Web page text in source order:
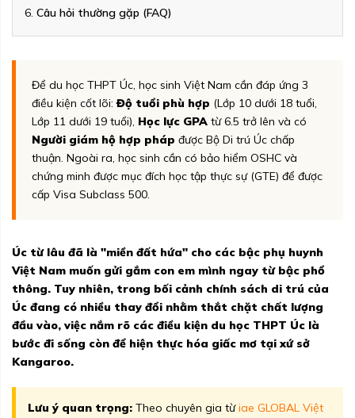
Câu hỏi thường gặp (FAQ)
Để du học THPT Úc, học sinh Việt Nam cần đáp ứng 3
điều kiện cốt lõi:Độ tuổi phù hợp (Lớp 10 dưới 18 tuổi,
Lớp 11 dưới 19 tuổi), Học lực GPA từ 6.5 trở lên và có
Người giám hộ hợp pháp được Bộ Di trú Úc chấp
thuận. Ngoài ra, học sinh cần có bảo hiểm OSHC và
chứng minh được mục đích học tập thực sự (GTE) để được
cấp Visa Subclass 500.
Úc từ lâu đã là "miền đất hứa" cho các bậc phụ huynh
Việt Nam muốn gửi gắm con em mình ngay từ bậc phổ
thông. Tuy nhiên, trong bối cảnh chính sách di trú của
Úc đang có nhiều thay đổi nhằm thắt chặt chất lượng
đầu vào, việc nắm rõ các điều kiện du học THPT Úc là
bước đi sống còn để hiện thực hóa giấc mơ tại xứ sở
Kangaroo.
Lưu ý quan trọng: Theo chuyên gia từiae GLOBAL Việt